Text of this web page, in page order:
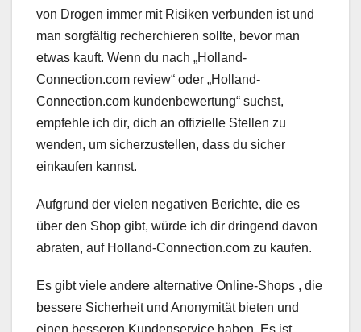
von Drogen immer mit Risiken verbunden ist und
man sorgfältig recherchieren sollte, bevor man
etwas kauft. Wenn du nach „Holland-
Connection.com review“ oder „Holland-
Connection.com kundenbewertung“ suchst,
empfehle ich dir, dich an offizielle Stellen zu
wenden, um sicherzustellen, dass du sicher
einkaufen kannst.
Aufgrund der vielen negativen Berichte, die es
über den Shop gibt, würde ich dir dringend davon
abraten, auf Holland-Connection.com zu kaufen.
Es gibt viele andere alternative Online-Shops , die
bessere Sicherheit und Anonymität bieten und
einen besseren Kundenservice haben. Es ist